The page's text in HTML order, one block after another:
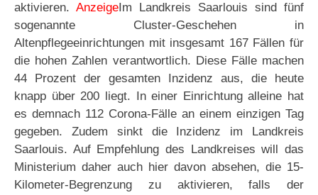
aktivieren. AnzeigeIm Landkreis Saarlouis sind fünf
sogenannte Cluster-Geschehen in
Altenpflegeeinrichtungen mit insgesamt 167 Fällen für
die hohen Zahlen verantwortlich. Diese Fälle machen
44 Prozent der gesamten Inzidenz aus, die heute
knapp über 200 liegt. In einer Einrichtung alleine hat
es demnach 112 Corona-Fälle an einem einzigen Tag
gegeben. Zudem sinkt die Inzidenz im Landkreis
Saarlouis. Auf Empfehlung des Landkreises will das
Ministerium daher auch hier davon absehen, die 15-
Kilometer-Begrenzung zu aktivieren, falls der